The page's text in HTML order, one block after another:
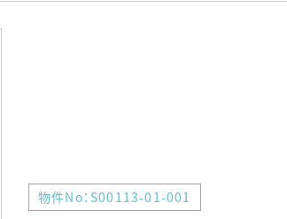
物件No：S00113-01-001